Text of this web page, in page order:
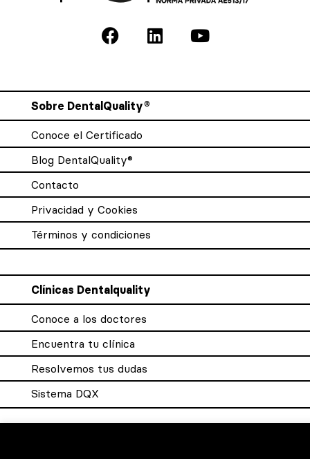
Sobre DentalQuality®
Conoce el Certificado
Blog DentalQuality®
Contacto
Privacidad y Cookies
Términos y condiciones
Clínicas Dentalquality
Conoce a los doctores
Encuentra tu clínica
Resolvemos tus dudas
Sistema DQX